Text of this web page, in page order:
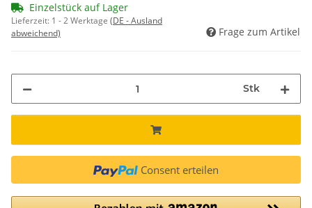
Einzelstück auf Lager
Lieferzeit: 1 - 2 Werktage (DE - Ausland
abweichend)
Frage zum Artikel
Stk
Consent erteilen